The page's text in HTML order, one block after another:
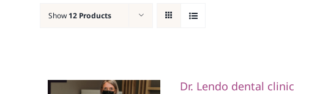
Show 12 Products
Dr. Lendo dental clinic